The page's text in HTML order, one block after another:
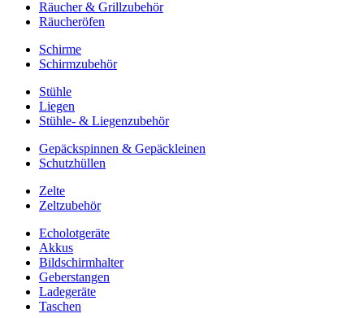
Räucher & Grillzubehör
Räucheröfen
Schirme
Schirmzubehör
Stühle
Liegen
Stühle- & Liegenzubehör
Gepäckspinnen & Gepäckleinen
Schutzhüllen
Zelte
Zeltzubehör
Echolotgeräte
Akkus
Bildschirmhalter
Geberstangen
Ladegeräte
Taschen